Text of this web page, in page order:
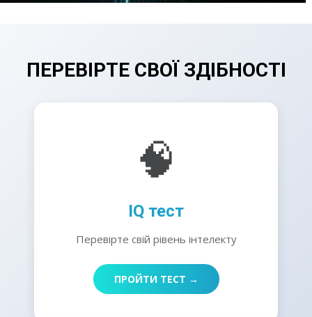
ПЕРЕВІРТЕ СВОЇ ЗДІБНОСТІ
🧠
IQ тест
Перевірте свій рівень інтелекту
ПРОЙТИ ТЕСТ →